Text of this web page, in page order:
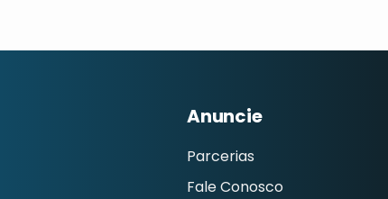
Anuncie
Parcerias
Fale Conosco